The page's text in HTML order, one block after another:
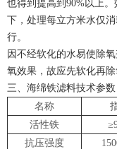
也得到提高到90%以上
下，处理每立方米水仅
行。
因不经软化的水易使除
氧效果，故应先软化再
三、海绵铁滤料技术参数
名称
活性铁
抗压强度